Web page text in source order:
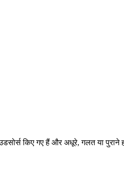
किए गए हैं और अधूरे, गलत या